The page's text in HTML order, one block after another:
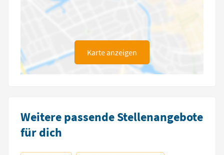
Karte anzeigen
Weitere passende Stellenangebote
für dich